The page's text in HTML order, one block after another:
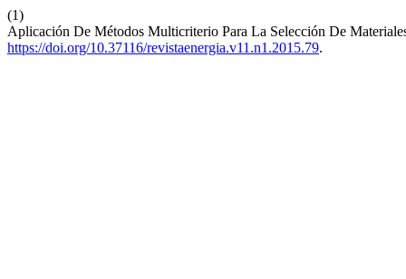
(1)
Aplicación De Métodos Multicriterio Para La Selección De
https://doi.org/10.37116/revistaenergia.v11.n1.2015.79.